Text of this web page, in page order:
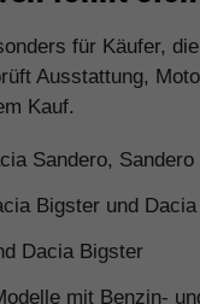
für Käufer,
Ausstattung,
Kauf.
Sandero,
Bigster und
Dacia Bigster
mit Benzin-